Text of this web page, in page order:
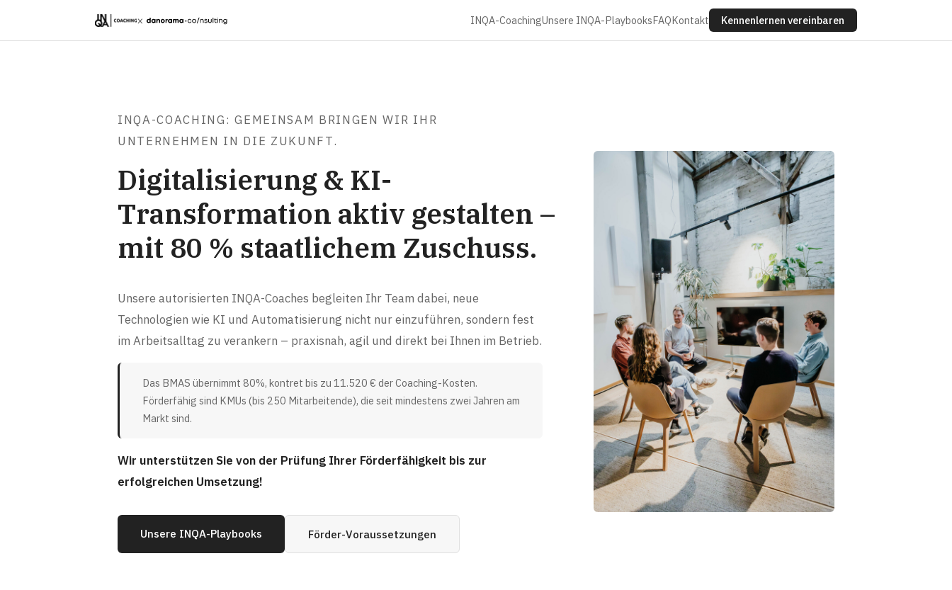
× INQA-CoachingUnsere INQA-PlaybooksFAQKontakt Kennenlernen vereinbaren
INQA-COACHING: GEMEINSAM BRINGEN WIR IHR
UNTERNEHMEN IN DIE ZUKUNFT.
Digitalisierung & KI-
Transformation aktiv gestalten –
mit 80 % staatlichem Zuschuss.
Unsere autorisierten INQA-Coaches begleiten Ihr Team dabei, neue
Technologien wie KI und Automatisierung nicht nur einzuführen, sondern fest
im Arbeitsalltag zu verankern – praxisnah, agil und direkt bei Ihnen im Betrieb.
Das BMAS übernimmt 80%, kontret bis zu 11.520 € der Coaching-Kosten.
Förderfähig sind KMUs (bis 250 Mitarbeitende), die seit mindestens zwei Jahren am
Markt sind.
Wir unterstützen Sie von der Prüfung Ihrer Förderfähigkeit bis zur
erfolgreichen Umsetzung!
Unsere INQA-Playbooks Förder-Voraussetzungen